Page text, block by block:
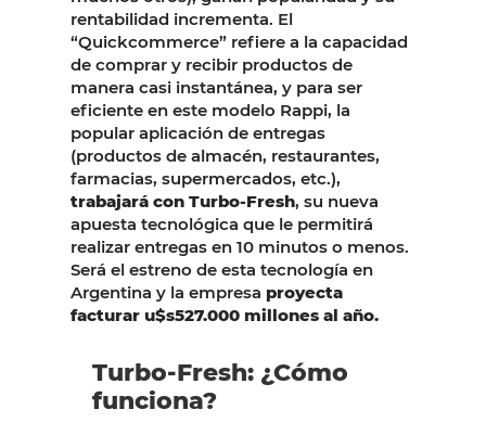
rentabilidad incrementa. El
“Quickcommerce” refiere a la capacidad
de comprar y recibir productos de
manera casi instantánea, y para ser
eficiente en este modelo Rappi, la
popular aplicación de entregas
(productos de almacén, restaurantes,
farmacias, supermercados, etc.),
trabajará con Turbo-Fresh, su nueva
apuesta tecnológica que le permitirá
realizar entregas en 10 minutos o menos.
Será el estreno de esta tecnología en
Argentina y la empresa proyecta
facturar u$s527.000 millones al año.
Turbo-Fresh: ¿Cómo
funciona?